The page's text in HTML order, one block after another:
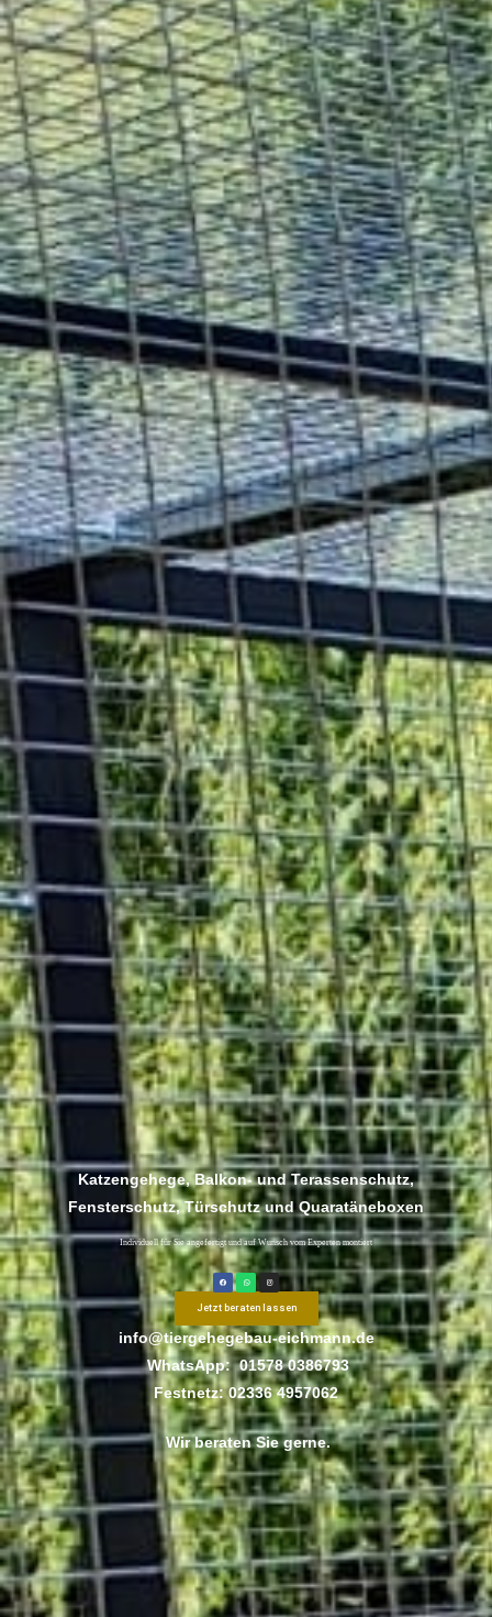
info@tiergehegebau-eichmann.de
WhatsApp:01578 0386793
Festnetz: 02336 4957062
Wir beraten Sie gerne.
Jetzt beraten lassen
Katzengehege, Balkon- und Terassenschutz,
Fensterschutz, Türschutz und Quaratäneboxen
Individuell für Sie angefertigt und auf Wunsch vom Experten montiert